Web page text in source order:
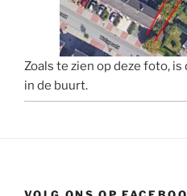
Zoals te zien op deze foto,
in de buurt.